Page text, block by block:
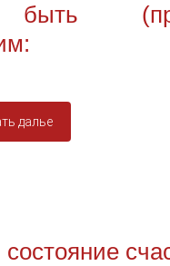
далье